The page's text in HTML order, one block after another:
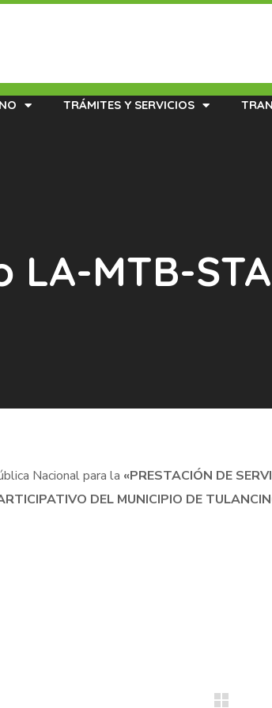
TRÁMITES Y SERVICIOS
MTB-
Nacional para la «PRESTACIÓN DE
DEL MUNICIPIO DE